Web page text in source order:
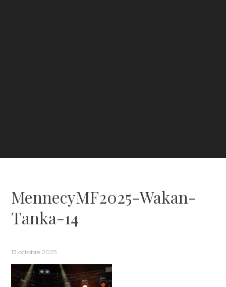
MennecyMF2025-Wakan-
Tanka-14
13 octobre 2025